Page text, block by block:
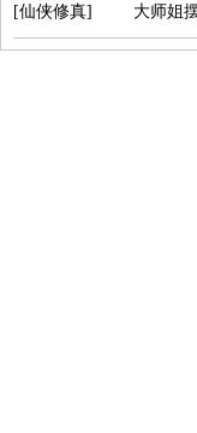
[仙侠修真] 大师姐